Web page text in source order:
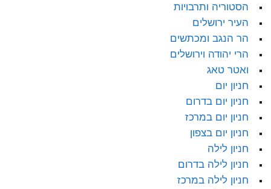
הסטוריה ותרבויות
העיר ירושלים
הר הנגב ומכתשים
הרי יהודה וירושלים
ואטר טאג
חניון יום
חניון יום בדרום
חניון יום במרכז
חניון יום בצפון
חניון לילה
חניון לילה בדרום
חניון לילה במרכז